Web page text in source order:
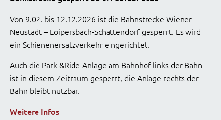
Von 9.02. bis 12.12.2026 ist die Bahnstrecke Wiener
Neustadt – Loipersbach-Schattendorf gesperrt. Es wird
ein Schienenersatzverkehr eingerichtet.
Auch die Park &Ride-Anlage am Bahnhof links der Bahn
ist in diesem Zeitraum gesperrt, die Anlage rechts der
Bahn bleibt nutzbar.
Weitere Infos